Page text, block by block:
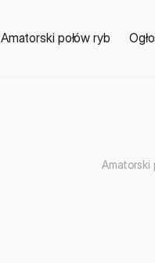
Amatorski
Amatorski połów ryb